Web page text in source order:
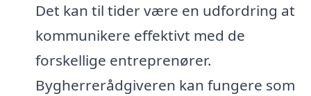
Det kan til tider være en udfordring at
kommunikere effektivt med de
forskellige entreprenører.
Bygherrerådgiveren kan fungere som